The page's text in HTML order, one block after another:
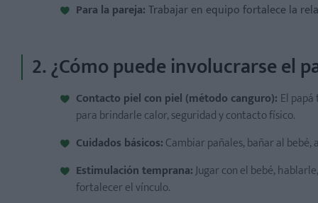
Para la pareja:Trabajar en equipo fortalece la
2. ¿Cómo puede involucrarse el
Contacto piel con piel (método canguro): El
para brindarle calor, seguridad y contacto físico.
Cuidados básicos:Cambiar pañales, bañar al
Estimulación temprana:Jugar con el bebé,
fortalecer el vínculo.